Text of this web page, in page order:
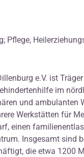
Pflege,
e.V. ist
im
und ambulanten
Werkstätten für
einen
Insgesamt sind
die etwa 1200